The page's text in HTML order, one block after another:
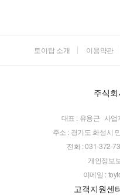
토이탑 소개 이용약관
주식
대표 : 유용근 사업
주소 : 경기도 화성시
전화 : 031-372-
개인정보
이메일 :
고객지원센